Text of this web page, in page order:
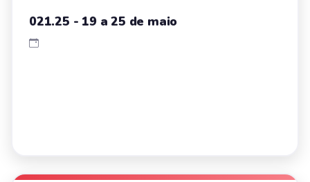
021.25 - 19 a 25 de maio